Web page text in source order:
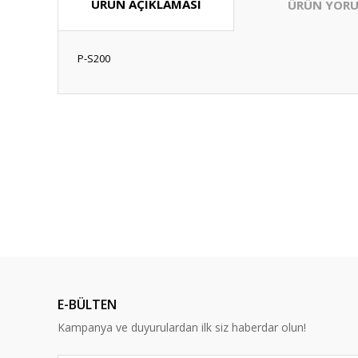
ÜRÜN AÇIKLAMASI ÜRÜN
P-S200
E-BÜLTEN
Kampanya ve duyurulardan ilk siz haberdar olun!